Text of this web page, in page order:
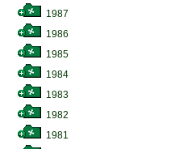
1987
1986
1985
1984
1983
1982
1981